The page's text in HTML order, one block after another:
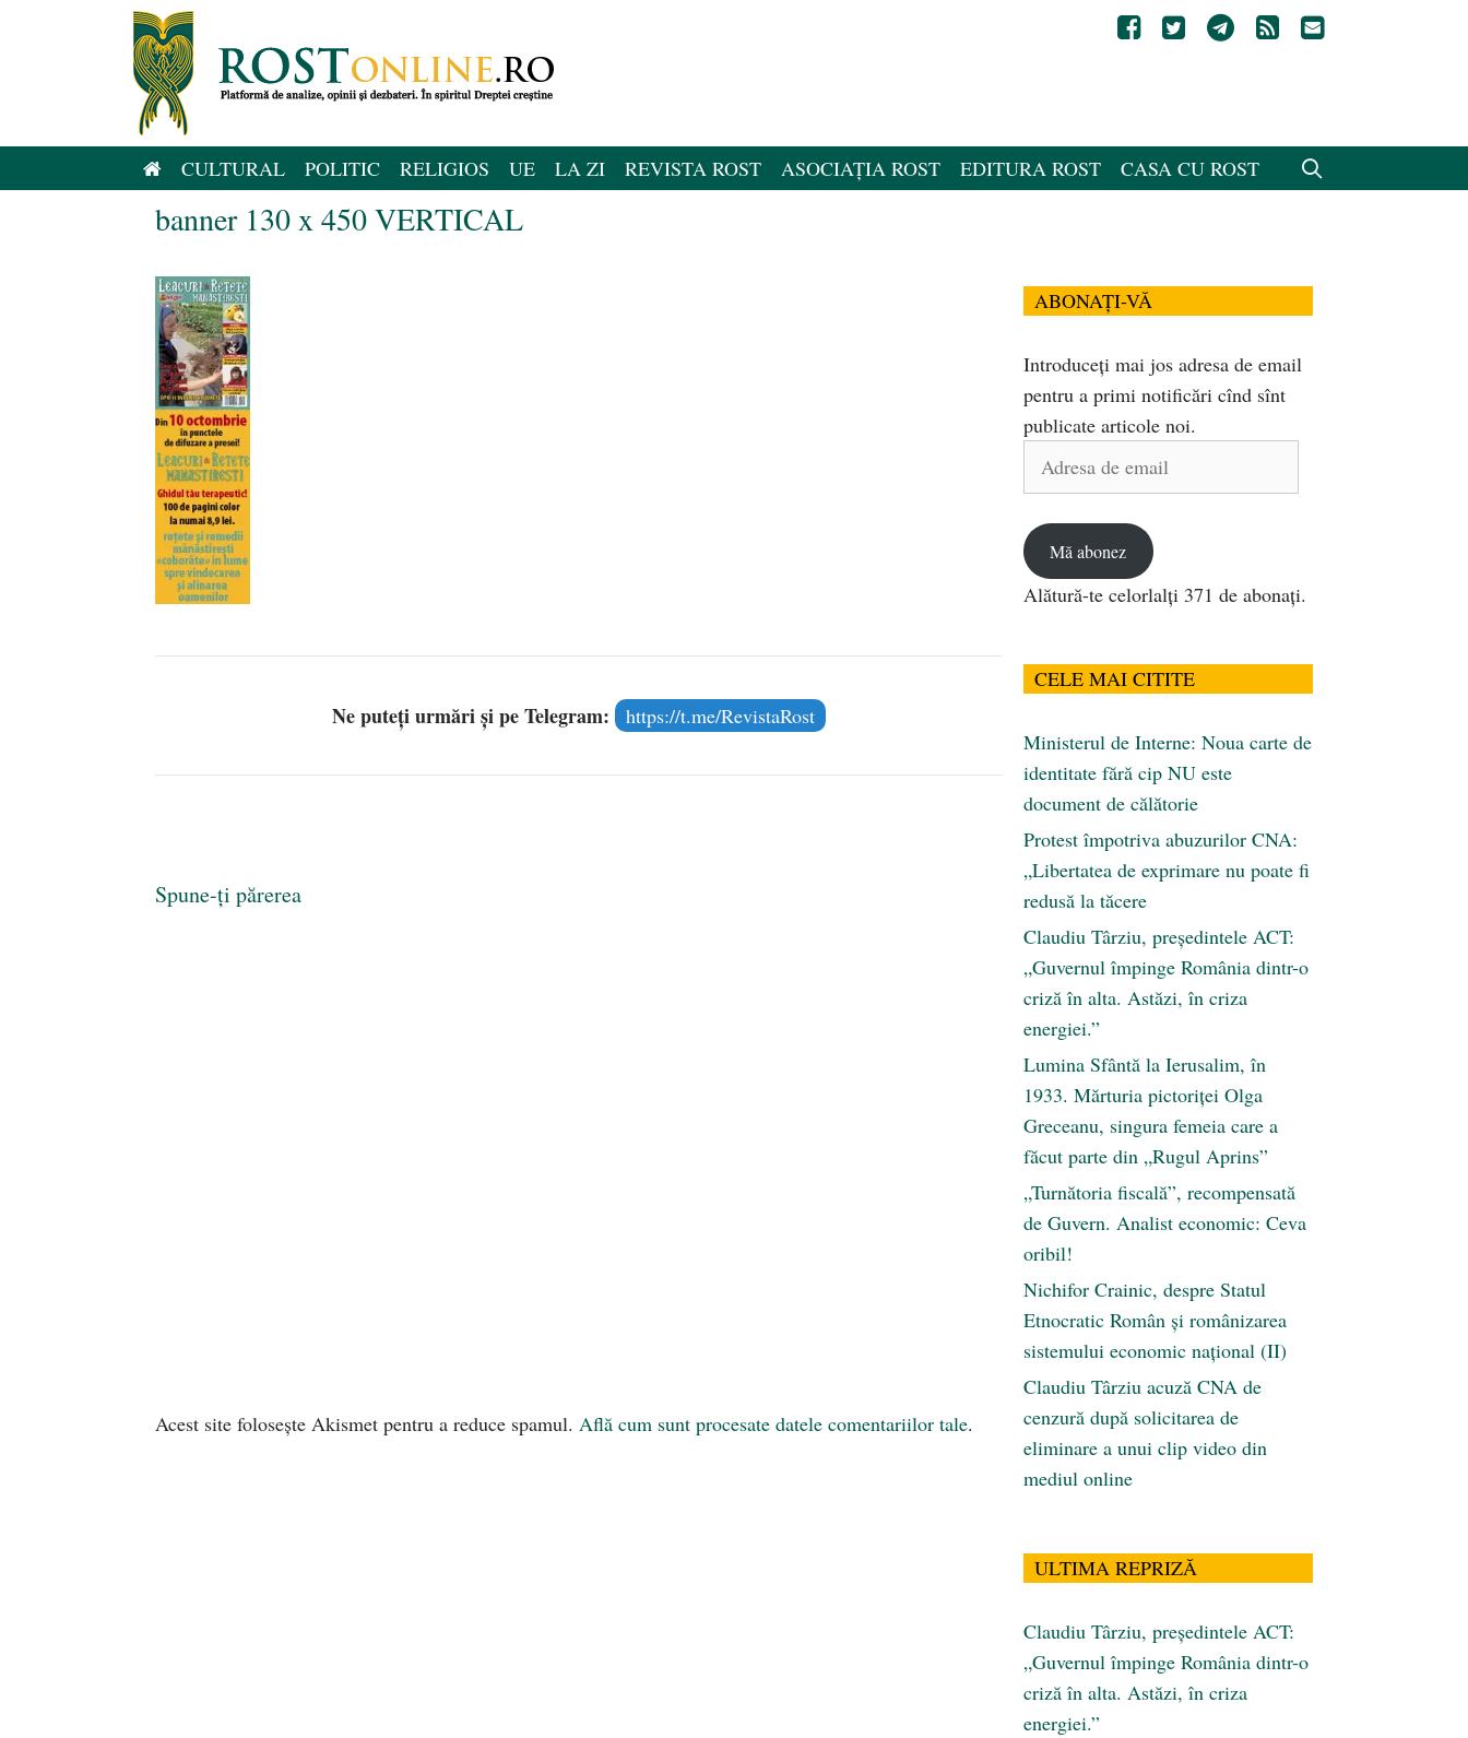
CULTURAL POLITIC RELIGIOS UE LA ZI REVISTA ROST ASOCIAȚIA ROST EDITURA ROST CASA CU ROST
banner 130 x 450 VERTICAL
Ne puteți urmări și pe Telegram: https://t.me/RevistaRost
Spune-ți părerea
Acest site folosește Akismet pentru a reduce spamul. Află cum sunt procesate datele comentariilor tale.
ABONAȚI-VĂ
Introduceți mai jos adresa de email
pentru a primi notificări cînd sînt
publicate articole noi.
Adresa
Mă abonez
Alătură-te celorlalți 371 de abonați.
CELE MAI CITITE
Ministerul de Interne: Noua carte de
identitate fără cip NU este
document de călătorie
Protest împotriva abuzurilor CNA:
„Libertatea de exprimare nu poate fi
redusă la tăcere
Claudiu Târziu, președintele ACT:
„Guvernul împinge România dintr-o
criză în alta. Astăzi, în criza
energiei.”
Lumina Sfântă la Ierusalim, în
1933. Mărturia pictoriței Olga
Greceanu, singura femeia care a
făcut parte din „Rugul Aprins”
„Turnătoria fiscală”, recompensată
de Guvern. Analist economic: Ceva
oribil!
Nichifor Crainic, despre Statul
Etnocratic Român şi românizarea
sistemului economic naţional (II)
Claudiu Târziu acuză CNA de
cenzură după solicitarea de
eliminare a unui clip video din
mediul online
ULTIMA REPRIZĂ
Claudiu Târziu, președintele ACT:
„Guvernul împinge România dintr-o
criză în alta. Astăzi, în criza
energiei.”